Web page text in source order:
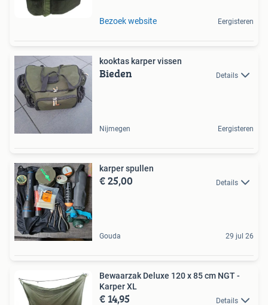
Bezoek website Eergisteren
kooktas karper vissen
Bieden Details
Nijmegen Eergisteren
karper spullen
€ 25,00 Details
Gouda 29 jul 26
Bewaarzak Deluxe 120 x 85 cm NGT -
Karper XL
€ 14,95 Details